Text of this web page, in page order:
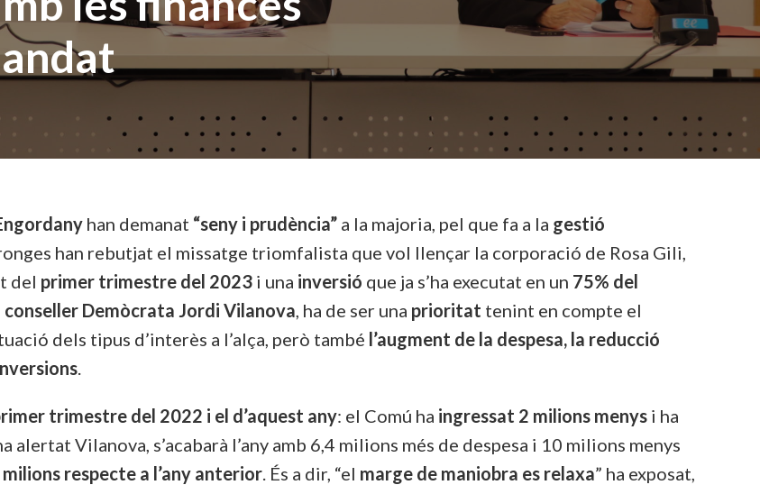
han demanat “seny i prudència” a la majoria, pel que fa a la gestió
han rebutjat el missatge triomfalista que vol llençar la corporació de Rosa Gili,
del primer trimestre del 2023 i una inversió que ja s’ha executat en un 75% del
conseller Demòcrata Jordi Vilanova, ha de ser una prioritat tenint en compte el
dels tipus d’interès a l’alça, però també l’augment de la despesa, la reducció
.
trimestre del 2022 i el d’aquest any: el Comú ha ingressat 2 milions menys i ha
alertat Vilanova, s’acabarà l’any amb 6,4 milions més de despesa i 10 milions menys
respecte a l’any anterior. És a dir, “el marge de maniobra es relaxa” ha exposat,